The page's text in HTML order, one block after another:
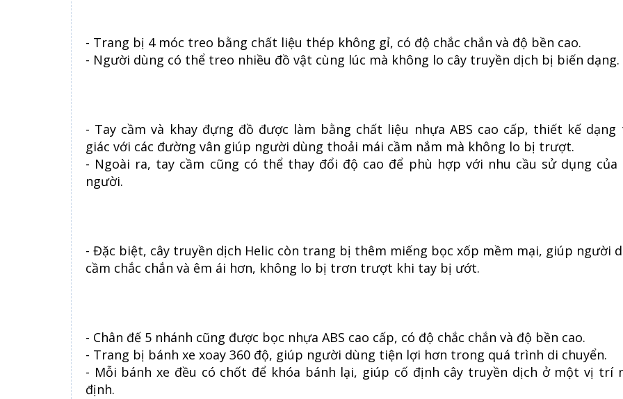
- Trang bị 4 móc treo bằng chất liệu thép không gỉ, có độ chắc chắn và độ bền cao.
- Người dùng có thể treo nhiều đồ vật cùng lúc mà không lo cây truyền dịch bị biến dạng.
- Tay cầm và khay đựng đồ được làm bằng chất liệu nhựa ABS cao cấp, thiết kế dạng
giác với các đường vân giúp người dùng thoải mái cầm nắm mà không lo bị trượt.
- Ngoài ra, tay cầm cũng có thể thay đổi độ cao để phù hợp với nhu cầu sử dụng của
người.
- Đặc biệt, cây truyền dịch Helic còn trang bị thêm miếng bọc xốp mềm mại, giúp người
cầm chắc chắn và êm ái hơn, không lo bị trơn trượt khi tay bị ướt.
- Chân đế 5 nhánh cũng được bọc nhựa ABS cao cấp, có độ chắc chắn và độ bền cao.
- Trang bị bánh xe xoay 360 độ, giúp người dùng tiện lợi hơn trong quá trình di chuyển.
- Mỗi bánh xe đều có chốt để khóa bánh lại, giúp cố định cây truyền dịch ở một vị trí
định.